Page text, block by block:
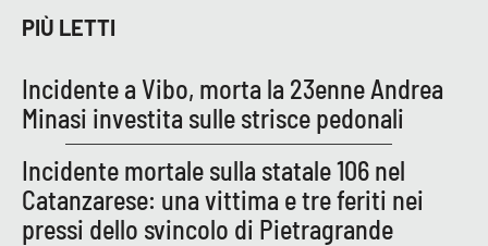
LaC TV
LaC OnAir
EDIZIONI
LOCALI
PIÙ LETTI
Incidente a Vibo, morta la 23enne Andrea
Minasi investita sulle strisce pedonali
Incidente mortale sulla statale 106 nel
Catanzarese: una vittima e tre feriti nei
pressi dello svincolo di Pietragrande